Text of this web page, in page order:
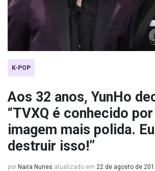
K-POP
Aos 32 anos, YunHo
“TVXQ é conhecido
imagem mais polida.
destruir isso!”
por Naira Nunes atualizado em 22 de agosto de